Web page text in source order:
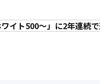
イト500～」に2年連続